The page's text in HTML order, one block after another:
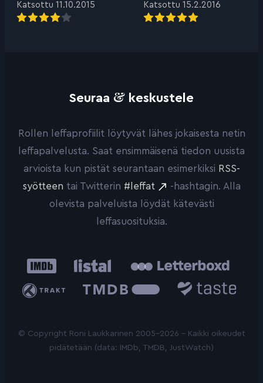
Katsottu 11.10.2015 Katsottu 15.2.2016
Seuraa & keskustele
Rollen leffaprofiilit löytyvät lähes jokaisesta netin
leffapalvelusta. Saat ensimmäisenä tiedon uusista
arvioista kun pistät seurantaan esimerkiksi RSS-
syötteen tai Twitterin #leffat
-hashtagin. Alla
olevista palveluista löydät kätevästi
leffasuosituksia.
IMDb Listal
Trakt
Database
© Copyright Roni Laukkarinen 2005-2026 - Kaikki oikeudet
pidätetään (data: IMDb, TMDB, JustWatch)